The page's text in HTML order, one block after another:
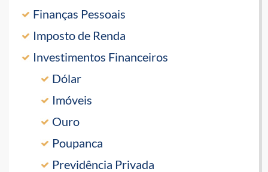
Finanças Pessoais
Imposto de Renda
Investimentos Financeiros
Dólar
Imóveis
Ouro
Poupanca
Previdência Privada